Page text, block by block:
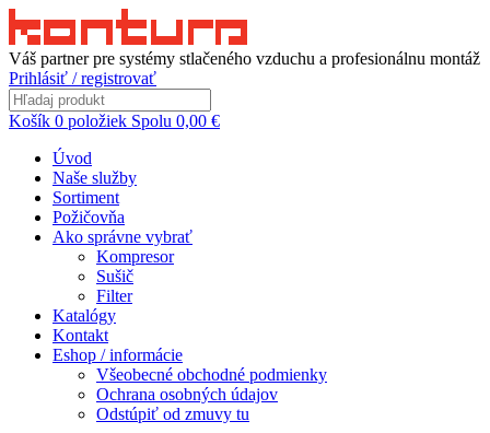
Váš partner pre systémy stlačeného vzduchu a profesionálnu montáž
Prihlásiť / registrovať
Košík 0 položiek Spolu 0,00 €
Úvod
Naše služby
Sortiment
Požičovňa
Ako správne vybrať
Kompresor
Sušič
Filter
Katalógy
Kontakt
Eshop / informácie
Všeobecné obchodné podmienky
Ochrana osobných údajov
Odstúpiť od zmuvy tu